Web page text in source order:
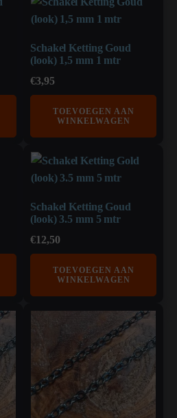
Schakel Ketting Goud
(look) 1,5 mm 1 mtr
€3,95
TOEVOEGEN AAN
WINKELWAGEN
Schakel Ketting Goud
(look) 3.5 mm 5 mtr
€12,50
TOEVOEGEN AAN
WINKELWAGEN